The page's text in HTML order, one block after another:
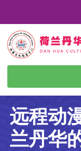
远程动
兰丹华